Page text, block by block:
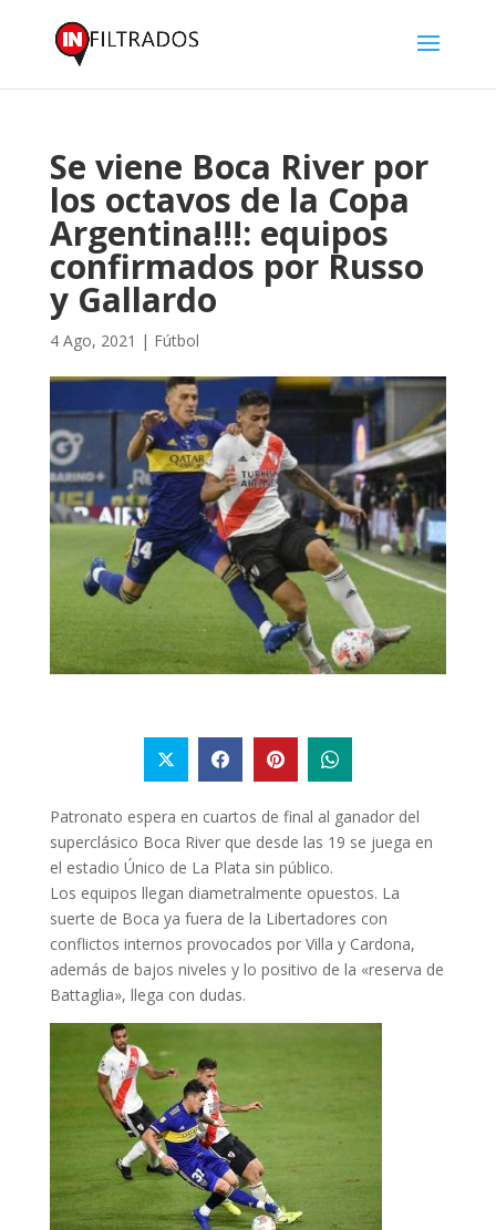
Se viene Boca River por
los octavos de la Copa
Argentina!!!: equipos
confirmados por Russo
y Gallardo
4 Ago, 2021 | Fútbol
Patronato espera en cuartos de final al ganador del
superclásico Boca River que desde las 19 se juega en
el estadio Único de La Plata sin público.
Los equipos llegan diametralmente opuestos. La
suerte de Boca ya fuera de la Libertadores con
conflictos internos provocados por Villa y Cardona,
además de bajos niveles y lo positivo de la «reserva de
Battaglia», llega con dudas.